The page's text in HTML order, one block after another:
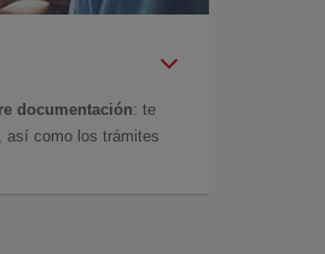
documentación: te
así como los trámites